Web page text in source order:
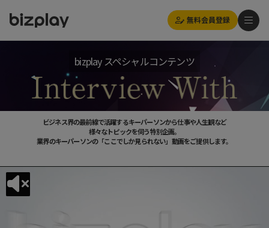
無料会員登録
bizplay スペシャルコンテンツ
ビジネス界の最前線で活躍するキーパーソンから仕事や人生観など
様々なトピックを伺う特別企画。
業界のキーパーソンの「ここでしか見られない」動画をご提供します。